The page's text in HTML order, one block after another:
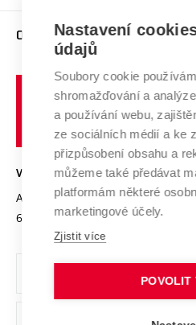
E-přihláška
Závěrečné práce
Doktorské studium
Studium bez bariér
Podpora podnikání
Mezinárodní vědecká rada
Systém zajišťování kvality výzkumu
Výzkumné infrastruktury
Transfer znalostí
Open Science
Projekty
Projekty ze strukturálních fondů
Specifický výzkum
Firemní spolupráce
Zahraniční spolupráce
Spolupráce se školami
Mezinárodní dohody
Univerzitní sítě
O UNIVERZITĚ
Profil univerzity
Udržitelná univerzita
Podnikavá univerzita / ContriBUTe
Bezpečná univerzita
Vyznamenání
Organizační struktura
Ochrana osobních údajů
VYSOKÉ UČENÍ TECHNICKÉ V
Antonínská 548/1
602 00 Brno
Nastavení
údajů
Soubory cookie
shromažďování a
a používání webu,
ze sociálních médií a ke
přizpůsobení obsahu a
můžeme také předávat
platformám některé
marketingové účely.
Zjistit více
POVOLIT